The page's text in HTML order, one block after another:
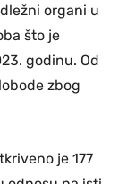
organi u
što je
godinu. Od
zbog
je 177